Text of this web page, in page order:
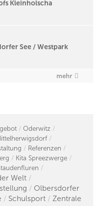
Kleinholscha
See / Westpark
mehr
Oderwitz
Referenzen
Kita Spreezwerge
Welt
Olbersdorfer
Schulsport
Zentrale